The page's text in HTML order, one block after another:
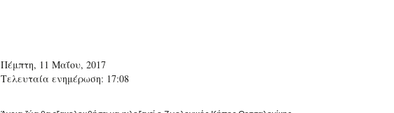
Πέμπτη, 11 Μαΐου, 2017
Τελευταία ενημέρωση: 17:08